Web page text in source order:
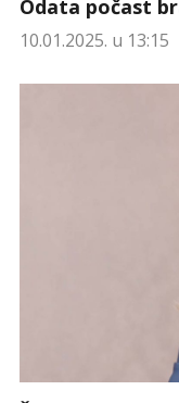
Odata počast
10.01.2025. u 13:15